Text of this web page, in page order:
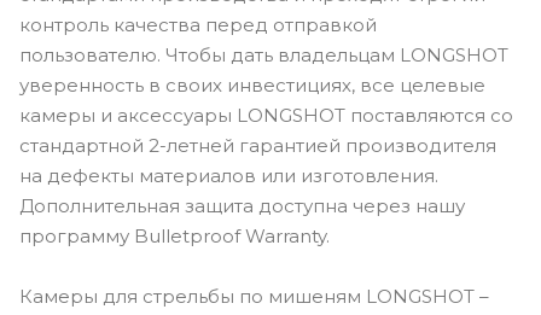
контроль качества перед отправкой
пользователю. Чтобы дать владельцам LONGSHOT
уверенность в своих инвестициях, все целевые
камеры и аксессуары LONGSHOT поставляются со
стандартной 2-летней гарантией производителя
на дефекты материалов или изготовления.
Дополнительная защита доступна через нашу
программу Bulletproof Warranty.
Камеры для стрельбы по мишеням LONGSHOT –